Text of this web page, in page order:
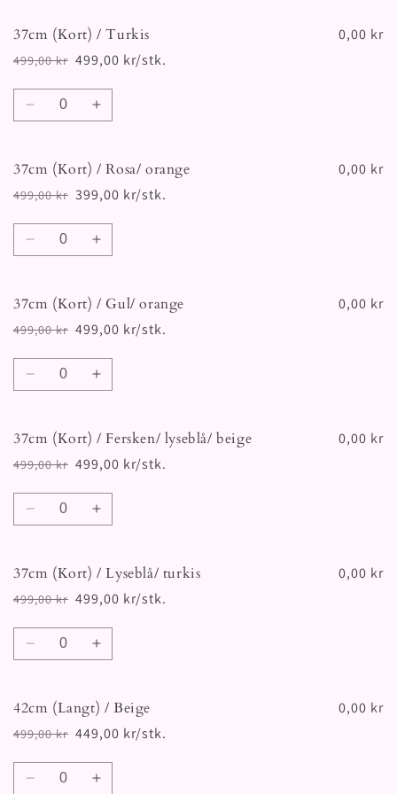
37cm
(Kort)
/
Lilla
37cm
(Kort)
/
Lilla
37cm (Kort) / Turkis
Vanlig
pris
499,00 kr
Salgspris 499,00 kr/stk.
0,00 kr
Antall
Senk
37cm
(Kort)
/
Turkis
Øk
37cm
(Kort)
/
Turkis
37cm (Kort) / Rosa/ orange
Vanlig
pris
499,00 kr
Salgspris 399,00 kr/stk.
0,00 kr
Antall
Senk
37cm
(Kort)
/
Rosa/
orange
Øk
37cm
(Kort)
/
Rosa/
orange
37cm (Kort) / Gul/ orange
Vanlig
pris
499,00 kr
Salgspris 499,00 kr/stk.
0,00 kr
Antall
Senk
37cm
(Kort)
/
Gul/
orange
Øk
37cm
(Kort)
/
Gul/
orange
37cm (Kort) / Fersken/ lyseblå/ beige
Vanlig
pris
499,00 kr
Salgspris 499,00 kr/stk.
0,00 kr
Antall
Senk
37cm
(Kort)
/
Fersken/
lyseblå/
beige
Øk
37cm
(Kort)
/
Fersken/
lyseblå/
beige
37cm (Kort) / Lyseblå/ turkis
Vanlig
pris
499,00 kr
Salgspris 499,00 kr/stk.
0,00 kr
Antall
Senk
37cm
(Kort)
/
Lyseblå/
turkis
Øk
37cm
(Kort)
/
Lyseblå/
turkis
42cm (Langt) / Beige
Vanlig
pris
499,00 kr
Salgspris 449,00 kr/stk.
0,00 kr
Antall
Senk Øk